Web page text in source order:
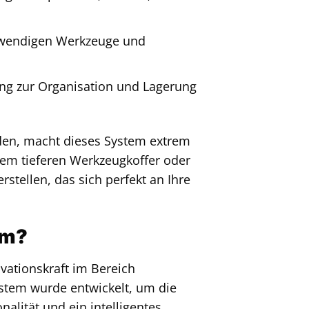
Werkzeuge und
zur Organisation und Lagerung
macht dieses System extrem
tieferen Werkzeugkoffer oder
das sich perfekt an Ihre
im Bereich
wurde entwickelt, um die